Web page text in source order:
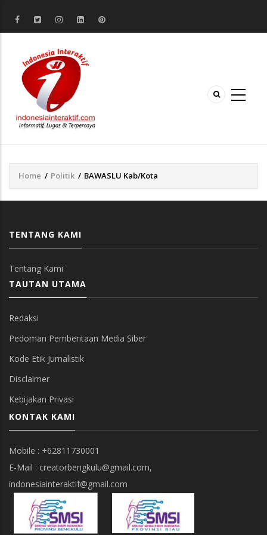
Breadcrumb
Home / Politik / BAWASLU Kab/Kota
TENTANG KAMI
Tentang Kami
TAUTAN UTAMA
Redaksi
Pedoman Pemberitaan Media Siber
Kode Etik Jurnalistik
Disclaimer
Kebijakan Privasi
KONTAK KAMI
Mobile : +62811730001
E-Mail : creatorbengkulu@gmail.com,
indonesiainteraktif@gmail.com